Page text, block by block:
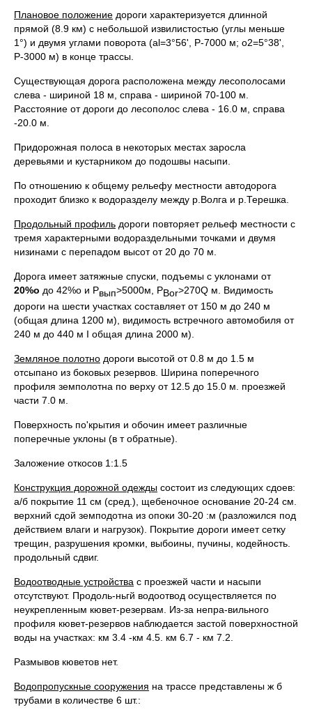
Плановое положение дороги характеризуется длинной
прямой (8.9 км) с небольшой извилистостью (углы меньше
1°) и двумя углами поворота (al=3°56', Р-7000 м; о2=5°38',
Р-3000 м) в конце трассы.
Существующая дорога расположена между лесополосами
слева - шириной 18 м, справа - шириной 70-100 м.
Расстояние от дороги до лесополос слева - 16.0 м, справа
-20.0 м.
Придорожная полоса в некоторых местах заросла
деревьями и кустарником до подошвы насыпи.
По отношению к общему рельефу местности автодорога
проходит близко к водоразделу между р.Волга и р.Терешка.
Продольный профиль дороги повторяет рельеф местности с
тремя характерными водораздельными точками и двумя
низинами с перепадом высот от 20 до 70 м.
Дорога имеет затяжные спуски, подъемы с уклонами от
20%о до 42%о и Рвып>5000м, PBor>270Q м. Видимость
дороги на шести участках составляет от 150 м до 240 м
(общая длина 1200 м), видимость встречного автомобиля от
240 м до 440 м I общая длина 2000 м).
Земляное полотно дороги высотой от 0.8 м до 1.5 м
отсыпано из боковых резервов. Ширина поперечного
профиля земполотна по верху от 12.5 до 15.0 м. проезжей
части 7.0 м.
Поверхность по'крытия и обочин имеет различные
поперечные уклоны (в т обратные).
Заложение откосов 1:1.5
Конструкция дорожной одежды состоит из следующих сдоев:
а/б покрытие 11 см (сред.), щебеночное основание 20-24 см.
верхний сдой земподотна из опоки 30-20 :м (разложился под
действием влаги и нагрузок). Покрытие дороги имеет сетку
трещин, разрушения кромки, выбоины, пучины, кодейность.
продольный сдвиг.
Водоотводные устройства с проезжей части и насыпи
отсутствуют. Продоль-ньгй водоотвод осуществляется по
неукрепленным кювет-резервам. Из-за непра-вильного
профиля кювет-резервов наблюдается застой поверхностной
воды на участках: км 3.4 -км 4.5. км 6.7 - км 7.2.
Размывов кюветов нет.
Водопропускные сооружения на трассе представлены ж б
трубами в количестве 6 шт.: